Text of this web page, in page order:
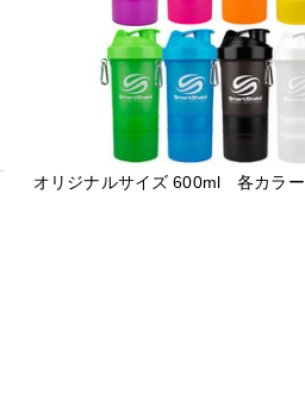
オリジナルサイズ 600ml 各カラー